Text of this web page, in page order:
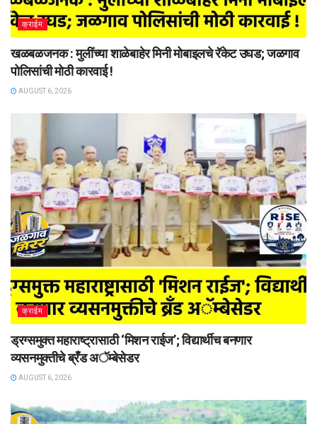
क्राईम
खळबळजनक : मुलींच्या शाळेबाहेर मिनी मोबाइलचे रॅकेट उघड; जळगाव
पोलिसांची मोठी कारवाई !
AUGUST 6, 2026
क्राईम
ड्रग्समुक्त महाराष्ट्रासाठी ‘मिशन राईज’; विद्यार्थीच बनणार
व्यसनमुक्तीचे ब्रँड अॅम्बेसेडर
AUGUST 6, 2026